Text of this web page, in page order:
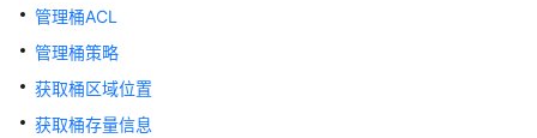
品
介
绍
计
管理桶ACL
管理桶策略
获取桶区域位置
获取桶存量信息